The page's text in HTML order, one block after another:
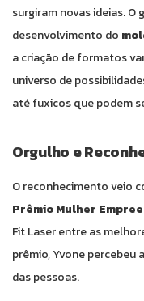
surgiram novas ideias.
desenvolvimento do
a criação de formatos
universo de
até fuxicos que podem
Orgulho e
O reconhecimento veio
Prêmio Mulher
Fit Laser entre as
prêmio, Yvone percebeu
das pessoas.